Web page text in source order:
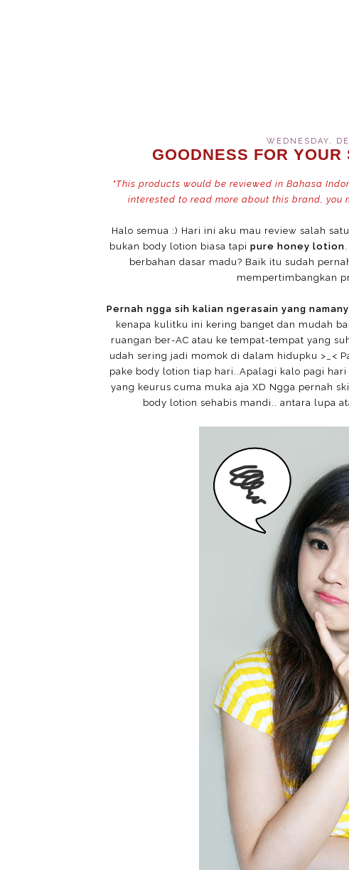
WEDNESDAY,
GOODNESS FOR
*This products would be reviewed in Bahasa
interested to read more about this brand, you
Halo semua :) Hari ini aku mau review salah
bukan body lotion biasa tapi pure honey lotion
berbahan dasar madu? Baik itu sudah
mempertimbangkan
Pernah ngga sih kalian ngerasain yang
kenapa kulitku ini kering banget dan mudah
ruangan ber-AC atau ke tempat-tempat yang
udah sering jadi momok di dalam hidupku >_<
pake body lotion tiap hari..Apalagi kalo pagi
yang keurus cuma muka aja XD Ngga pernah
body lotion sehabis mandi.. antara lupa